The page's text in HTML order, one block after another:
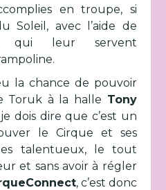
en troupe, si
Soleil, avec l’aide de
qui leur servent
la chance de pouvoir
Toruk à la halle Tony
dois dire que c’est un
le Cirque et ses
talentueux, le tout
et sans avoir à régler
, c’est donc